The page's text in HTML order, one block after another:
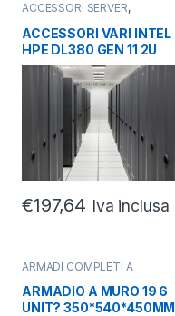
ACCESSORI SERVER,
SERVER
ACCESSORI VARI INTEL
HPE DL380 GEN 11 2U
8SFF X1 TM KIT
€197,64 Iva inclusa
ARMADI COMPLETI A
SERVER
ARMADIO A MURO 19 6
UNIT? 350*540*450MM